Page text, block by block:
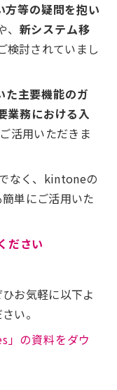
方等の疑問を抱い
、 新システム移
検討されていまし
た主要機能のガ
業務における入
活用いただきま
なく、kintoneの
単にご活用いた
ださい
お気軽に以下よ
い。
の資料をダウ